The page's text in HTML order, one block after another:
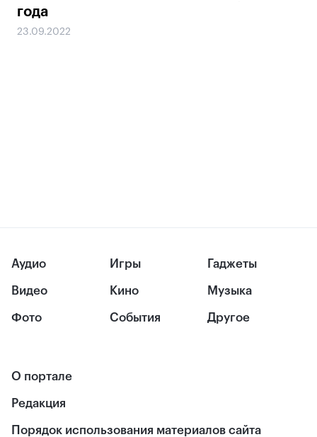
года
23.09.2022
Аудио
Видео
Фото
Игры
Кино
События
Гаджеты
Музыка
Другое
О портале
Редакция
Порядок использования материалов сайта